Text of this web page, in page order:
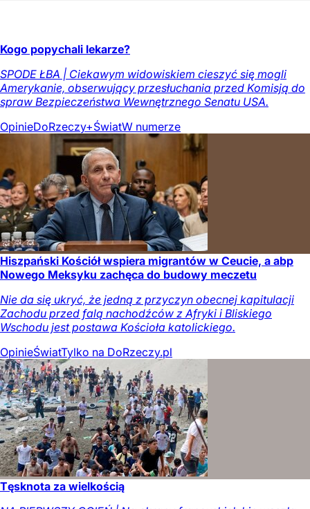
Kogo popychali lekarze?
SPODE ŁBA | Ciekawym widowiskiem cieszyć się mogli
Amerykanie, obserwujący przesłuchania przed Komisją do
spraw Bezpieczeństwa Wewnętrznego Senatu USA.
OpinieDoRzeczy+ŚwiatW numerze
Hiszpański Kościół wspiera migrantów w Ceucie, a abp
Nowego Meksyku zachęca do budowy meczetu
Nie da się ukryć, że jedną z przyczyn obecnej kapitulacji
Zachodu przed falą nachodźców z Afryki i Bliskiego
Wschodu jest postawa Kościoła katolickiego.
OpinieŚwiatTylko na DoRzeczy.pl
Tęsknota za wielkością